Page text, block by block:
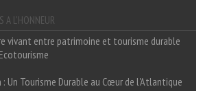
A L'HONNEUR
vivant entre patrimoine et tourisme durable
Un Tourisme Durable au Cœur de l'Atlantique